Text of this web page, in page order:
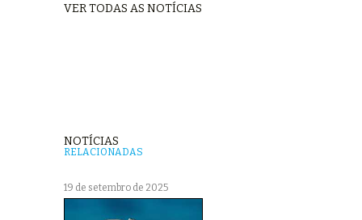
VER TODAS AS NOTÍCIAS
NOTÍCIAS
RELACIONADAS
19 de setembro de 2025